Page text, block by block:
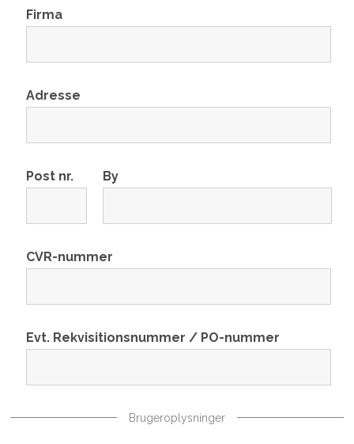
Firma
Adresse
Post nr. By
CVR-nummer
Evt. Rekvisitionsnummer / PO-nummer
Brugeroplysninger